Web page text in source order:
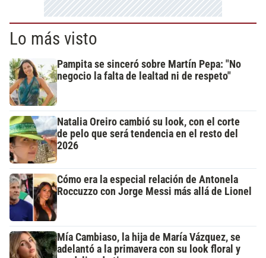
Lo más visto
Pampita se sinceró sobre Martín Pepa: "No
negocio la falta de lealtad ni de respeto"
Natalia Oreiro cambió su look, con el corte
de pelo que será tendencia en el resto del
2026
Cómo era la especial relación de Antonela
Roccuzzo con Jorge Messi más allá de Lionel
Mía Cambiaso, la hija de María Vázquez, se
adelantó a la primavera con su look floral y